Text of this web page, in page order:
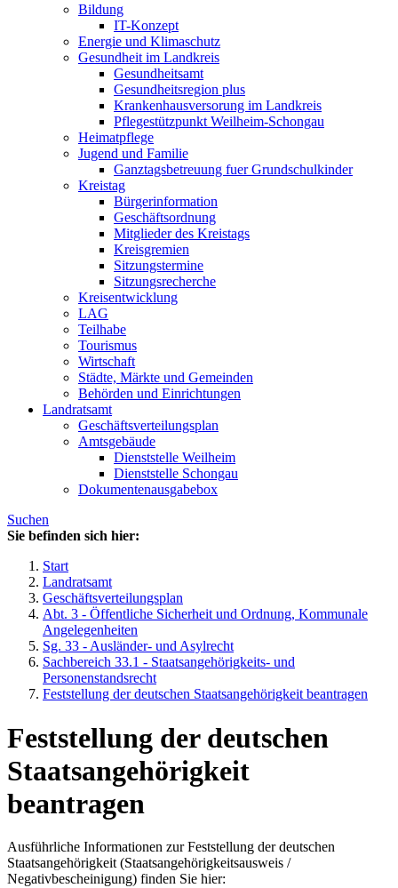
Bildung
IT-Konzept
Energie und Klimaschutz
Gesundheit im Landkreis
Gesundheitsamt
Gesundheitsregion plus
Krankenhausversorung im Landkreis
Pflegestützpunkt Weilheim-Schongau
Heimatpflege
Jugend und Familie
Ganztagsbetreuung fuer Grundschulkinder
Kreistag
Bürgerinformation
Geschäftsordnung
Mitglieder des Kreistags
Kreisgremien
Sitzungstermine
Sitzungsrecherche
Kreisentwicklung
LAG
Teilhabe
Tourismus
Wirtschaft
Städte, Märkte und Gemeinden
Behörden und Einrichtungen
Landratsamt
Geschäftsverteilungsplan
Amtsgebäude
Dienststelle Weilheim
Dienststelle Schongau
Dokumentenausgabebox
Suchen
Sie befinden sich hier:
Start
Landratsamt
Geschäftsverteilungsplan
Abt. 3 - Öffentliche Sicherheit und Ordnung, Kommunale
Angelegenheiten
Sg. 33 - Ausländer- und Asylrecht
Sachbereich 33.1 - Staatsangehörigkeits- und
Personenstandsrecht
Feststellung der deutschen Staatsangehörigkeit beantragen
Feststellung der deutschen
Staatsangehörigkeit
beantragen
Ausführliche Informationen zur Feststellung der deutschen
Staatsangehörigkeit (Staatsangehörigkeitsausweis /
Negativbescheinigung) finden Sie hier: